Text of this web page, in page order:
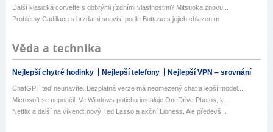
Další klasická corvette s dobrými jízdními vlastnostmi? Mitsuoka znovu...
Problémy Cadillacu s brzdami souvisí podle Bottase s jejich chlazením
Věda a technika
Nejlepší chytré hodinky Nejlepší telefony Nejlepší VPN – srovnání
ChatGPT teď neunavíte. Bezplatná verze má neomezený chat a lepší model...
Microsoft se nepoučil. Ve Windows potichu instaluje OneDrive Photos, k...
Netflix a další na víkend: nový Ted Lasso a akční Lioness. Ale předevš...